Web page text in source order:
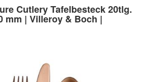
Cutlery Tafelbesteck 20tlg.
mm | Villeroy & Boch |